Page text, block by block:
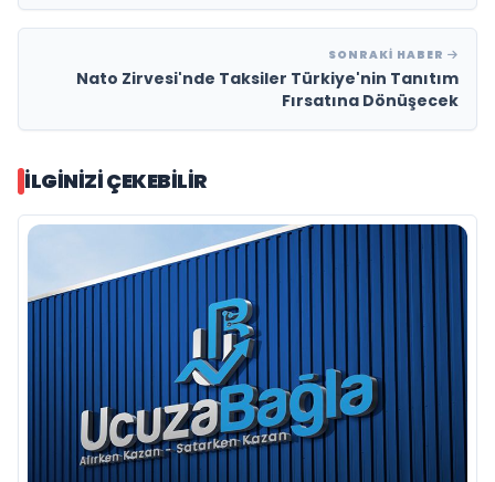
SONRAKI HABER
Nato Zirvesi'nde Taksiler Türkiye'nin Tanıtım
Fırsatına Dönüşecek
İLGINIZI ÇEKEBILIR